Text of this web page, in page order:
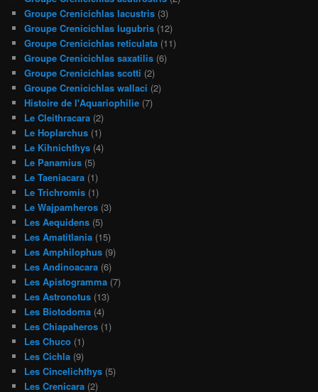
Groupe Crenicichlas lacustris (3)
Groupe Crenicichlas lugubris (12)
Groupe Crenicichlas reticulata (11)
Groupe Crenicichlas saxatilis (6)
Groupe Crenicichlas scotti (2)
Groupe Crenicichlas wallaci (2)
Histoire de l'Aquariophilie (7)
Le Cleithracara (2)
Le Hoplarchus (1)
Le Kihnichthys (4)
Le Panamius (5)
Le Taeniacara (1)
Le Trichromis (1)
Le Wajpamheros (3)
Les Aequidens (5)
Les Amatitlania (15)
Les Amphilophus (9)
Les Andinoacara (6)
Les Apistogramma (7)
Les Astronotus (13)
Les Biotodoma (4)
Les Chiapaheros (1)
Les Chuco (1)
Les Cichla (9)
Les Cincelichthys (5)
Les Crenicara (2)